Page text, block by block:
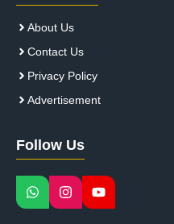
About Us
Contact Us
Privacy Policy
Advertisement
Follow Us